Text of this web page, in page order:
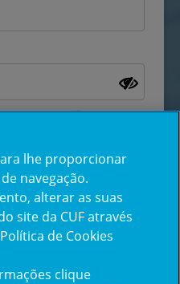
sua password?
com a Apple
lhe proporcionar
navegação.
alterar as suas
site da CUF através
de Cookies
clique